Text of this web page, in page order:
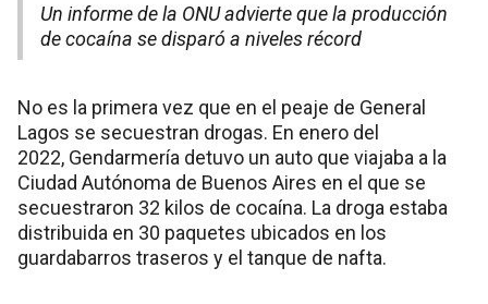
Un informe de la ONU advierte que la producción
de cocaína se disparó a niveles récord
No es la primera vez que en el peaje de General
Lagos se secuestran drogas. En enero del
2022, Gendarmería detuvo un auto que viajaba a la
Ciudad Autónoma de Buenos Aires en el que se
secuestraron 32 kilos de cocaína. La droga estaba
distribuida en 30 paquetes ubicados en los
guardabarros traseros y el tanque de nafta.